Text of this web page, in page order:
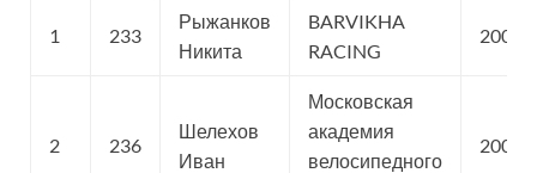
1 233
Рыжанков
Никита
BARVIKHA
RACING
2007
2 236
Шелехов
Иван
Московская
академия
велосипедного
2008